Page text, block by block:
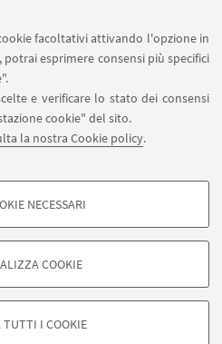
facoltativi attivando l'opzione in
esprimere consensi più specifici
e verificare lo stato dei consensi
cookie" del sito.
la nostra Cookie policy.
FACOLTATIVI
loro comportamento sul sito, per analisi
NECESSARI
COOKIE
TUTTI I COOKIE
UNIBO SU:
APP:
STUDIORUM - Università di
Bologna - PI: 01131710376 - CF:
sul sito e accessibilità
Cookie